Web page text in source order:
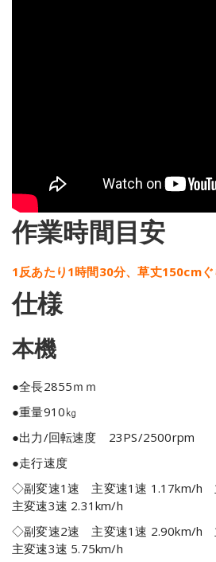
作業時間目安
1反あたり1時間30分、草丈150cm
仕様
本機
●全長2855ｍｍ
●重量910㎏
●出力/回転速度 23PS/2500rpm
●走行速度
◇副変速1速 主変速1速 1.17km/h
主変速3速 2.31km/h
◇副変速2速 主変速1速 2.90km/h
主変速3速 5.75km/h